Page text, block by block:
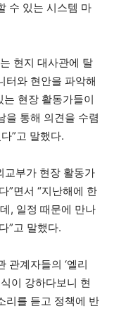
수 있는 시스템 마
현지 대사관에 탈
터와 현안을 파악해
는 현장 활동가들이
을 통해 의견을 수렴
”고 말했다.
교부가 현장 활동가
”면서 “지난해에 한
, 일정 때문에 만나
”고 말했다.
관계자들의 ‘엘리
이 강하다보니 현
리를 듣고 정책에 반